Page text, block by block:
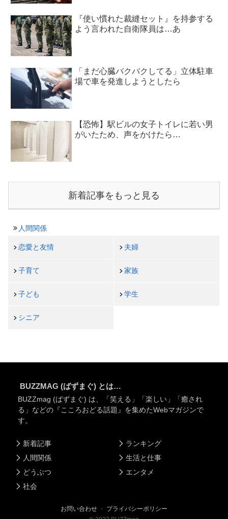
『使い慣れた裁縫セット』を持参する
よう言われた自衛隊員は…あ
「まだ心臓バクバクしてる」立体駐車
場で車を発進しようとしたら
【恐怖】駅ビルの女子トイレに若い男
がいたため、声をかけたら…
新着記事をもっと見る
人間関係
恋愛と友情 夫婦
子育て 家族
子ども 学生
シニア
BUZZMAG (ばずまぐ) とは…
BUZZmag (ばずまぐ) は、「笑える」「楽しい」「癒され
る」などの『こころおどる話題』を集めたWebマガジンで
す。
新着記事
人間関係
どうぶつ
社会
ランキング
生活と仕事
エンタメ
お問い合わせ ・ プライバシーポリシー